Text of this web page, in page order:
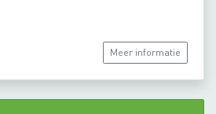
Meer informatie